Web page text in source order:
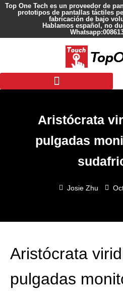
Top One Tech es un proveedor de
prototipos de pantallas táctiles
fabricación de bajo
Hablamos español, no
Aristócrata
pulgadas
Josie Zhu
Aristócrata
pulgadas